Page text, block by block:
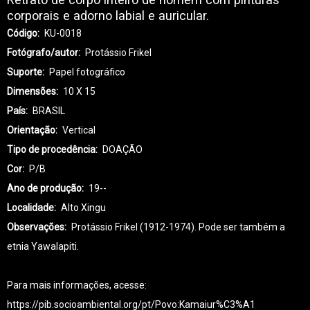
corporais e adorno labial e auricular.
Código
KU-0018
Fotógrafo/autor
Protássio Frikel
Suporte
Papel fotográfico
Dimensões
10 X 15
País
BRASIL
Orientação
Vertical
Tipo de procedência
DOAÇÃO
Cor
P/B
Ano de produção
19--
Localidade
Alto Xingu
Observações
Protássio Frikel (1912-1974). Pode ser também a
etnia Yawalapiti.
Para mais informações, acesse:
https://pib.socioambiental.org/pt/Povo:Kamaiur%C3%A1